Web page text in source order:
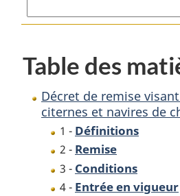
de
(2010)
navires
charge
(2010)
Table des
Décret de remise
citernes et navires de
1 - Définitions
2 - Remise
3 - Conditions
4 - Entrée en vigueur